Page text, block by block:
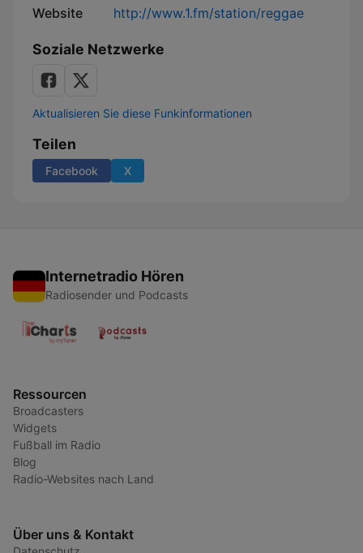
Website http://www.1.fm/station/reggae
Soziale Netzwerke
Aktualisieren Sie diese Funkinformationen
Teilen
Facebook X
Internetradio Hören
Radiosender und Podcasts
Ressourcen
Broadcasters
Widgets
Fußball im Radio
Blog
Radio-Websites nach Land
Über uns & Kontakt